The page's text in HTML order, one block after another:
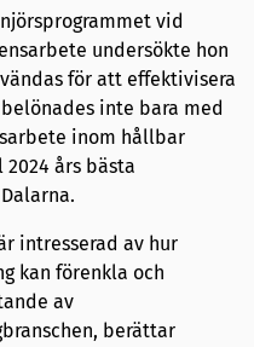
vid
undersökte hon
för att effektivisera
inte bara med
inom hållbar
års bästa
intresserad av hur
kan förenkla och
av
berättar